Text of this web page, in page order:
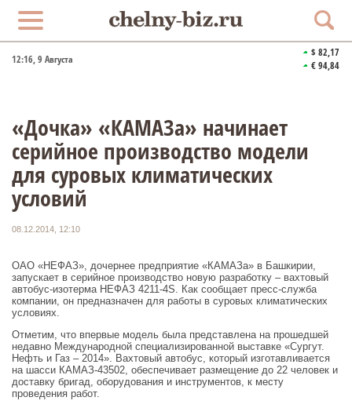
12:16, 9 Августа
$ 82,17
€ 94,84
«Дочка» «КАМАЗа» начинает
серийное производство модели
для суровых климатических
условий
08.12.2014, 12:10
ОАО «НЕФАЗ», дочернее предприятие «КАМАЗа» в Башкирии,
запускает в серийное производство новую разработку – вахтовый
автобус-изотерма НЕФАЗ 4211-4S. Как сообщает пресс-служба
компании, он предназначен для работы в суровых климатических
условиях.
Отметим, что впервые модель была представлена на прошедшей
недавно Международной специализированной выставке «Сургут.
Нефть и Газ – 2014». Вахтовый автобус, который изготавливается
на шасси КАМАЗ-43502, обеспечивает размещение до 22 человек и
доставку бригад, оборудования и инструментов, к месту
проведения работ.